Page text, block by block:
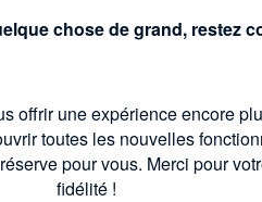
chose de grand, restez
offrir une expérience encore
toutes les nouvelles
pour vous. Merci pour
fidélité !